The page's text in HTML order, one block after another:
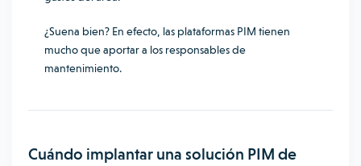
¿Suena bien? En efecto, las plataformas PIM tienen
mucho que aportar a los responsables de
mantenimiento.
Cuándo implantar una solución PIM de